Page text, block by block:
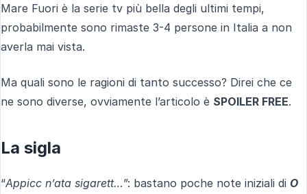
Mare Fuori è la serie tv più bella degli ultimi tempi,
probabilmente sono rimaste 3-4 persone in Italia a non
averla mai vista.
Ma quali sono le ragioni di tanto successo? Direi che ce
ne sono diverse, ovviamente l’articolo è SPOILER FREE.
La sigla
“Appicc n’ata sigarett…”: bastano poche note iniziali di O